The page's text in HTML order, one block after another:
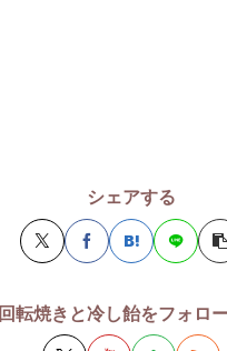
シェアする
回転焼きと冷し飴をフォロ